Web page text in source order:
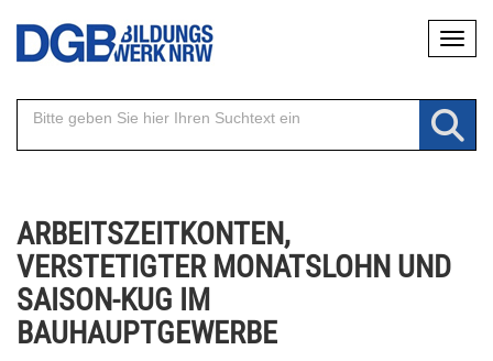
Direkt
Inhalt
ARBEITSZEITKONTEN,
VERSTETIGTER MONATSLOHN UND
SAISON-KUG IM
BAUHAUPTGEWERBE